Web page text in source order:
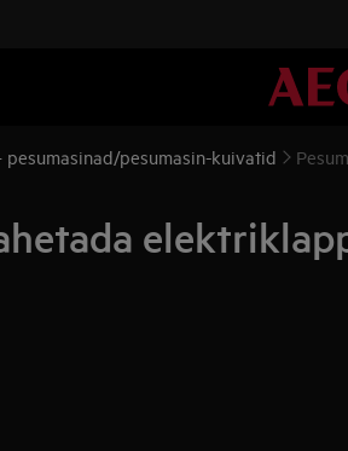
pesumasinad/pesumasin-kuivatid